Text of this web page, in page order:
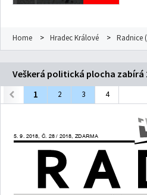
Home > Hradec Králové > Radnice
Veškerá politická plocha zabírá
1
2 3 4